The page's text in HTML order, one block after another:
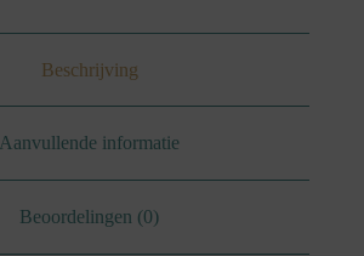
Beschrijving
Aanvullende informatie
Beoordelingen (0)